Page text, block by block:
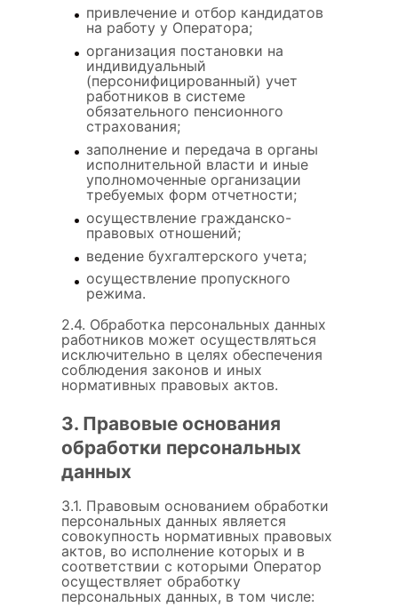
привлечение и отбор кандидатов
на работу у Оператора;
организация постановки на
индивидуальный
(персонифицированный) учет
работников в системе
обязательного пенсионного
страхования;
заполнение и передача в органы
исполнительной власти и иные
уполномоченные организации
требуемых форм отчетности;
осуществление гражданско-
правовых отношений;
ведение бухгалтерского учета;
осуществление пропускного
режима.
2.4. Обработка персональных данных
работников может осуществляться
исключительно в целях обеспечения
соблюдения законов и иных
нормативных правовых актов.
3. Правовые основания
обработки персональных
данных
3.1. Правовым основанием обработки
персональных данных является
совокупность нормативных правовых
актов, во исполнение которых и в
соответствии с которыми Оператор
осуществляет обработку
персональных данных, в том числе: